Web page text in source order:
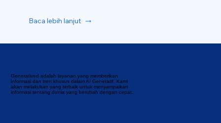
Generatived adalah layanan yang memberikan
informasi dan tren khusus dalam AI Generatif. Kami
akan melakukan yang terbaik untuk menyampaikan
informasi tentang dunia yang berubah dengan cepat.
Baca lebih lanjut